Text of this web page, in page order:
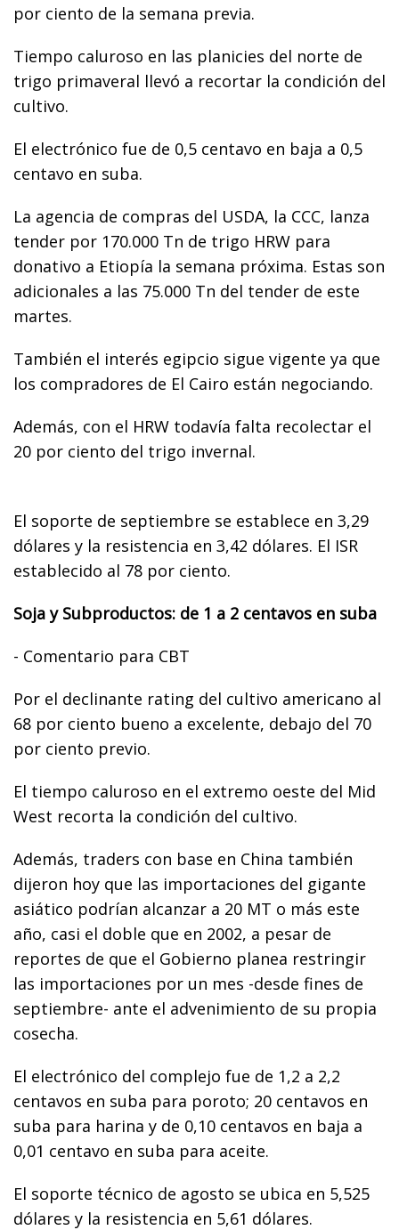
por ciento de la semana previa.
Tiempo caluroso en las planicies del norte de
trigo primaveral llevó a recortar la condición del
cultivo.
El electrónico fue de 0,5 centavo en baja a 0,5
centavo en suba.
La agencia de compras del USDA, la CCC, lanza
tender por 170.000 Tn de trigo HRW para
donativo a Etiopía la semana próxima. Estas son
adicionales a las 75.000 Tn del tender de este
martes.
También el interés egipcio sigue vigente ya que
los compradores de El Cairo están negociando.
Además, con el HRW todavía falta recolectar el
20 por ciento del trigo invernal.
El soporte de septiembre se establece en 3,29
dólares y la resistencia en 3,42 dólares. El ISR
establecido al 78 por ciento.
Soja y Subproductos: de 1 a 2 centavos en suba
- Comentario para CBT
Por el declinante rating del cultivo americano al
68 por ciento bueno a excelente, debajo del 70
por ciento previo.
El tiempo caluroso en el extremo oeste del Mid
West recorta la condición del cultivo.
Además, traders con base en China también
dijeron hoy que las importaciones del gigante
asiático podrían alcanzar a 20 MT o más este
año, casi el doble que en 2002, a pesar de
reportes de que el Gobierno planea restringir
las importaciones por un mes -desde fines de
septiembre- ante el advenimiento de su propia
cosecha.
El electrónico del complejo fue de 1,2 a 2,2
centavos en suba para poroto; 20 centavos en
suba para harina y de 0,10 centavos en baja a
0,01 centavo en suba para aceite.
El soporte técnico de agosto se ubica en 5,525
dólares y la resistencia en 5,61 dólares.